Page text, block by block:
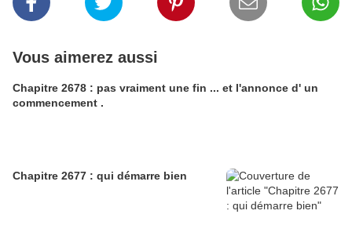
Vous aimerez aussi
Chapitre 2678 : pas vraiment une fin ... et l'annonce d' un
commencement .
Chapitre 2677 : qui démarre bien